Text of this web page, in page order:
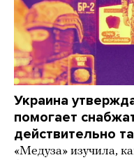
Украина
помогает
действительно
«Медуза» изучила,